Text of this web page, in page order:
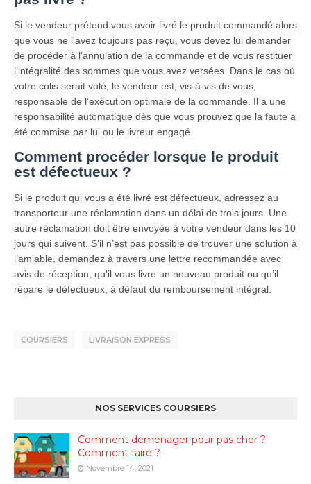
Si le vendeur prétend vous avoir livré le produit commandé alors
que vous ne l'avez toujours pas reçu, vous devez lui demander
de procéder à l’annulation de la commande et de vous restituer
l’intégralité des sommes que vous avez versées. Dans le cas où
votre colis serait volé, le vendeur est, vis-à-vis de vous,
responsable de l’exécution optimale de la commande. Il a une
responsabilité automatique dès que vous prouvez que la faute a
été commise par lui ou le livreur engagé.
Comment procéder lorsque le produit
est défectueux ?
Si le produit qui vous a été livré est défectueux, adressez au
transporteur une réclamation dans un délai de trois jours. Une
autre réclamation doit être envoyée à votre vendeur dans les 10
jours qui suivent. S’il n’est pas possible de trouver une solution à
l’amiable, demandez à travers une lettre recommandée avec
avis de réception, qu'il vous livre un nouveau produit ou qu’il
répare le défectueux, à défaut du remboursement intégral.
COURSIERS LIVRAISON EXPRESS
NOS SERVICES COURSIERS
Comment demenager pour pas cher ?
Comment faire ?
Novembre 14, 2021